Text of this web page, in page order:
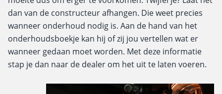
dan van de constructeur afhangen. Die weet precies
wanneer onderhoud nodig is. Aan de hand van het
onderhoudsboekje kan hij of zij jou vertellen wat er
wanneer gedaan moet worden. Met deze informatie
stap je dan naar de dealer om het uit te laten voeren.